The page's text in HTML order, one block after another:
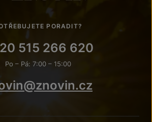
PORADIT?
515 266 620
Po – Pá: 7:00 – 15:00